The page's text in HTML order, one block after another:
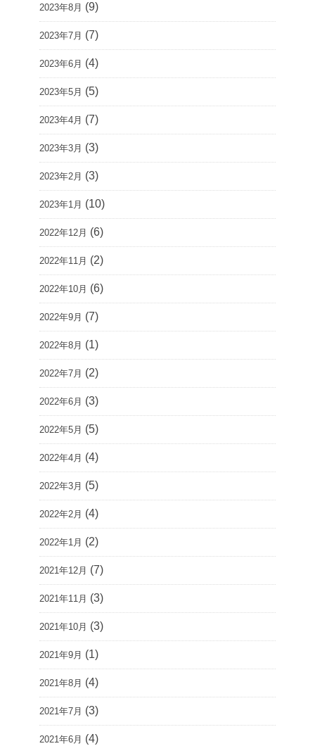
2023年8月 (9)
2023年7月 (7)
2023年6月 (4)
2023年5月 (5)
2023年4月 (7)
2023年3月 (3)
2023年2月 (3)
2023年1月 (10)
2022年12月 (6)
2022年11月 (2)
2022年10月 (6)
2022年9月 (7)
2022年8月 (1)
2022年7月 (2)
2022年6月 (3)
2022年5月 (5)
2022年4月 (4)
2022年3月 (5)
2022年2月 (4)
2022年1月 (2)
2021年12月 (7)
2021年11月 (3)
2021年10月 (3)
2021年9月 (1)
2021年8月 (4)
2021年7月 (3)
2021年6月 (4)